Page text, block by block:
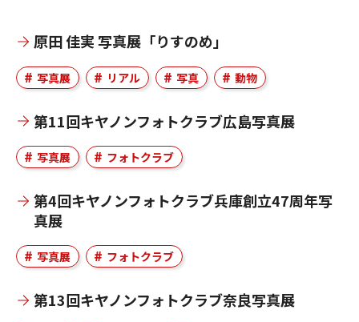
原田 佳実 写真展「りすのめ」
写真展 リアル 写真 動物
第11回キヤノンフォトクラブ広島写真展
写真展 フォトクラブ
第4回キヤノンフォトクラブ兵庫創立47周年写
真展
写真展 フォトクラブ
第13回キヤノンフォトクラブ奈良写真展